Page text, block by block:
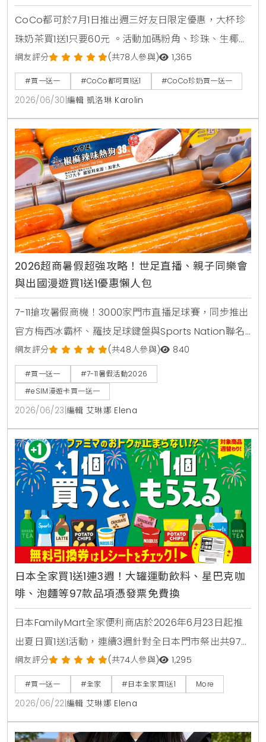
杯99元
CoCo都可於7月1日推出週三好友日限定優惠，大杯珍
珠奶茶買1送1只要60元 。活動加碼粉角、珍珠、生椰職
人拿鐵同價位買1送1 。同步推出暑來寶2杯99元好康，
新增紅柚雙響炮與紅柚香檸美式等6款指定飲品任選 。
網友評分 (共78人參與) 1,365
#買一送一 #CoCo都可買1送1 #CoCo珍奶買一送一
2026/06/30 編輯 凱洛琳 Karolin
2026超商暑假超強攻略！世足直播、親子同樂會
與出國漫遊買1送1優惠懶人包
7-11搶攻暑假商機！3000家門市直播足球賽，同步推出
官方梅西冰霸杯、羅技足球鍵盤與Sports Nation聯名
椒麻熱狗。針對親子家庭推出2000場暑期好鄰居同樂
會，免費下載環保手掌繪本。出國旅遊可就近購買eSIM
漫遊網卡享買1送1。
網友評分 (共48人參與) 840
#買一送一
#7-11暑假活動2026
#eSIM漫遊卡買一送一
2026/06/23 編輯 艾琳娜 Elena
日本全家買1送1連3週！大罐運動飲料、星巴克咖
啡、泡麵等97款品項憑發票免費換
日本FamilyMart全家便利商店於2026年6月23日起推
出夏日買1送1活動，連續3週針對全日本門市祭出共97款
人氣商品，包含星巴克咖啡、大容量運動飲料、日清杯
麵及熱銷巧克力零食，消費者購買指定商品即可於隔週
憑發票免費兌換，是近期台灣讀者前往日本旅遊、自由
行時不可錯過的超商省錢必看攻略。
網友評分 (共74人參與) 1,295
#買一送一 #全家 #日本全家買1送1 More
2026/06/22 編輯 艾琳娜 Elena